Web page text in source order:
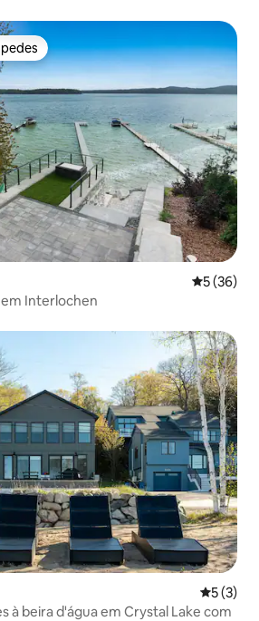
dos hóspedes
5 de uma
5 (36)
em Interlochen
5 de
5 (3)
à beira d'água em Crystal Lake com